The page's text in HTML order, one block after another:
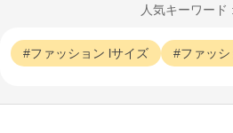
人気キーワード
ファッション lサイズ ファッシ